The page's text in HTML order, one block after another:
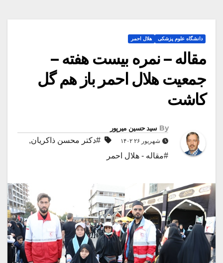
دانشگاه علوم پزشکی هلال احمر
مقاله – نمره بیست هفته –
جمعیت هلال احمر باز هم گل
کاشت
By سید حسین میرپور
شهریور ۲۶ ۱۴۰۲ #دکتر محسن ذاکریان,
#مقاله - هلال احمر